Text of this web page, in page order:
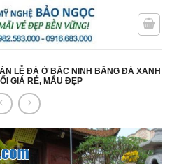
LỄ ĐÁ Ở BẮC NINH BẰNG ĐÁ XANH
GIÁ RẺ, MẪU ĐẸP